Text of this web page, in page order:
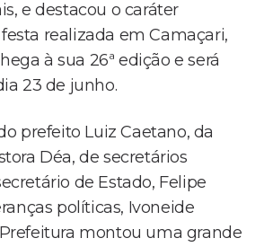
e destacou o caráter
realizada em Camaçari,
à sua 26ª edição e será
23 de junho.
prefeito Luiz Caetano, da
Déa, de secretários
de Estado, Felipe
políticas, Ivoneide
montou uma grande